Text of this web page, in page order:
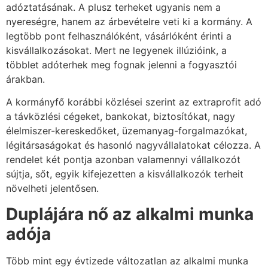
adóztatásának. A plusz terheket ugyanis nem a
nyereségre, hanem az árbevételre veti ki a kormány. A
legtöbb pont felhasználóként, vásárlóként érinti a
kisvállalkozásokat. Mert ne legyenek illúzióink, a
többlet adóterhek meg fognak jelenni a fogyasztói
árakban.
A kormányfő korábbi közlései szerint az extraprofit adó
a távközlési cégeket, bankokat, biztosítókat, nagy
élelmiszer-kereskedőket, üzemanyag-forgalmazókat,
légitársaságokat és hasonló nagyvállalatokat célozza. A
rendelet két pontja azonban valamennyi vállalkozót
sújtja, sőt, egyik kifejezetten a kisvállalkozók terheit
növelheti jelentősen.
Duplájára nő az alkalmi munka
adója
Több mint egy évtizede változatlan az alkalmi munka